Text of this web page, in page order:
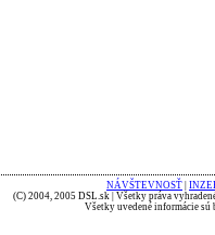
NÁVŠTEVNOSŤ
(C) 2004, 2005 DSL.sk | Všetky práva
Všetky uvedené informácie sú